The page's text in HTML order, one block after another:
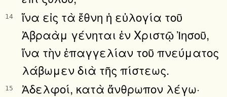
14
ἵνα εἰς τὰ ἔθνη ἡ εὐλογία τοῦ
Ἀβραὰμ γένηται ἐν Χριστῷ Ἰησοῦ,
ἵνα τὴν ἐπαγγελίαν τοῦ πνεύματος
λάβωμεν διὰ τῆς πίστεως.
15
Ἀδελφοί, κατὰ ἄνθρωπον λέγω·